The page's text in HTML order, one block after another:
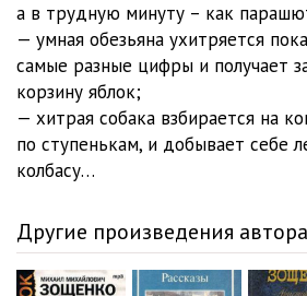
а в трудную минуту – как
— умная обезьяна ухитряется
самые разные цифры и получает
корзину яблок;
— хитрая собака взбирается на
по ступенькам, и добывает себе
колбасу…
Другие произведения автора